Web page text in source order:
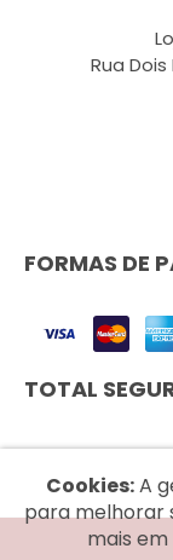
Rua
FORMAS DE
TOTAL
Cookies:A
para melhorar
mais